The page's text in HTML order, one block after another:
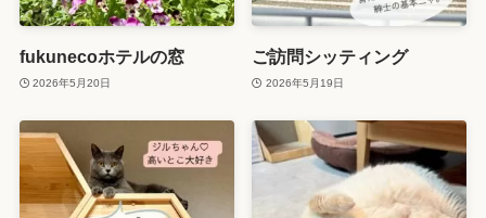
fukunecoホテルの窓
2026年5月20日
ご訪問シッティング
2026年5月19日